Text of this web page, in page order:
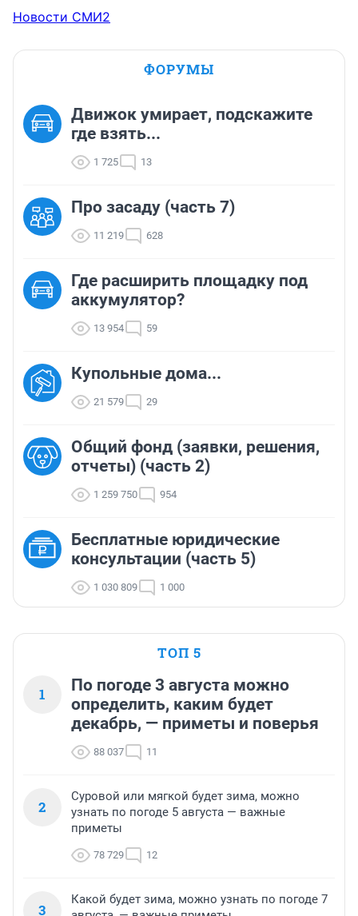
Новости СМИ2
ФОРУМЫ
Движок умирает, подскажите
где взять...
1 725 13
Про засаду (часть 7)
11 219 628
Где расширить площадку под
аккумулятор?
13 954 59
Купольные дома...
21 579 29
Общий фонд (заявки, решения,
отчеты) (часть 2)
1 259 750 954
Бесплатные юридические
консультации (часть 5)
1 030 809 1 000
ТОП 5
1
По погоде 3 августа можно
определить, каким будет
декабрь, — приметы и поверья
88 037 11
2
Суровой или мягкой будет зима, можно
узнать по погоде 5 августа — важные
приметы
78 729 12
3
Какой будет зима, можно узнать по погоде 7